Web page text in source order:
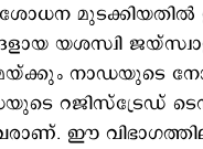
മുടക്കിയതില്‍
യശസ്വി
നാഡയുടെ
റജിസ്ട്രേഡ്
ഈ